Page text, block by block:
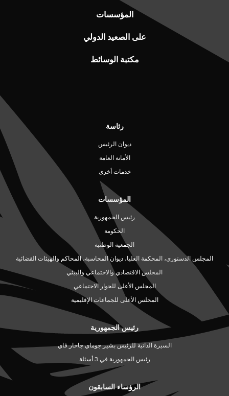
المؤسسات
على الصعيد الدولي
مكتبة الوسائط
رئاسة
ديوان الرئيس
الأمانة العامة
خدمات أخرى
المؤسسات
رئيس الجمهورية
الحكومة
الجمعية الوطنية
المجلس الدستوري، المحكمة العليا، ديوان المحاسبة، المحاكم والهيئات القضائية
المجلس الاقتصادي والاجتماعي والبيئي
المجلس الأعلى للحوار الاجتماعي
المجلس الأعلى للجماعات الإقليمية
رئيس الجمهورية
السيرة الذاتية للرئيس بشير جوماي جاخار فاي
رئيس الجمهورية في 3 أسئلة
الرؤساء السابقون